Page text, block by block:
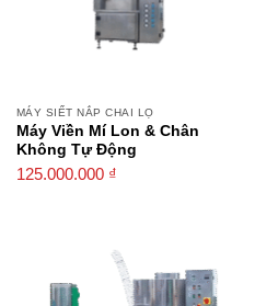
MÁY SIẾT NẮP CHAI LỌ
Máy Viền Mí Lon & Chân
Không Tự Động
125.000.000 ₫